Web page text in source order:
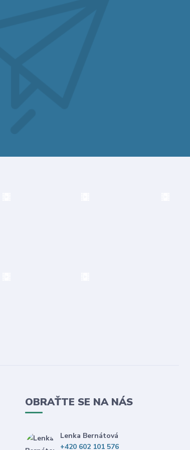
OBRAŤTE SE NA NÁS
Lenka Bernátová
+420 602 101 576